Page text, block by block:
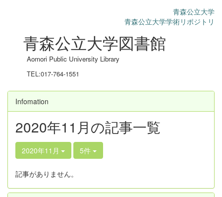
青森公立大学
青森公立大学学術リポジトリ
青森公立大学図書館
Aomori Public University Library
TEL:017-764-1551
Infomation
2020年11月の記事一覧
2020年11月 5件
記事がありません。